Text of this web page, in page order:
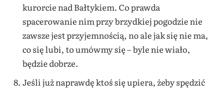
kurorcie nad Bałtykiem. Co prawda
spacerowanie nim przy brzydkiej pogodzie nie
zawsze jest przyjemnością, no ale jak się nie ma,
co się lubi, to umówmy się – byle nie wiało,
będzie dobrze.
Jeśli już naprawdę ktoś się upiera, żeby spędzić